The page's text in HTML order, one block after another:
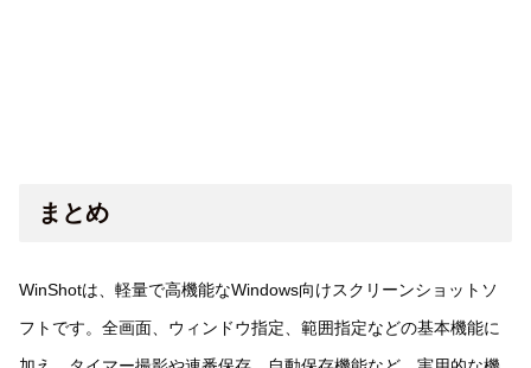
まとめ
WinShotは、軽量で高機能なWindows向けスクリーンショットソ
フトです。全画面、ウィンドウ指定、範囲指定などの基本機能に